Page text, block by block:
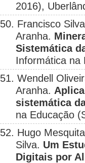
2016),
50. Francisco
Aranha.
Sistemática
Informática na
51. Wendell
Aranha.
sistemática
na Educação
52. Hugo
Silva. Um
Digitais por